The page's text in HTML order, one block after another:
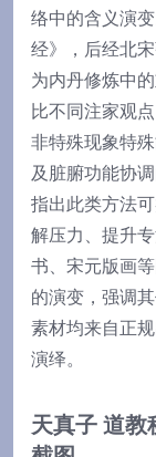
络中的含义演
经》，后经北
为内丹修炼中
比不同注家观
非特殊现象特
及脏腑功能协
指出此类方法
解压力、提升
书、宋元版画
的演变，强调
素材均来自正
演绎。
天真子 道